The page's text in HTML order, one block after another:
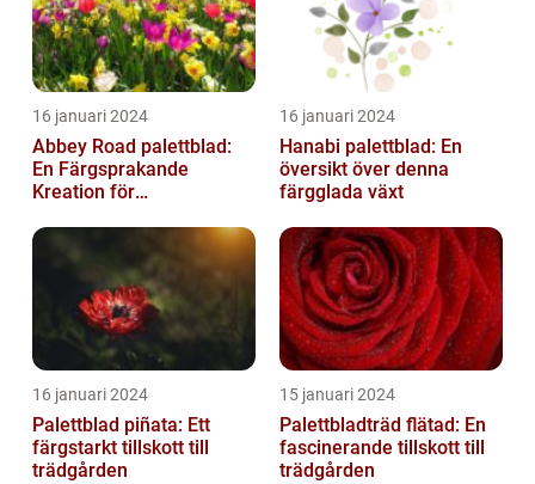
16 januari 2024
Abbey Road palettblad:
En Färgsprakande
Kreation för
16 januari 2024
Hanabi palettblad: En
översikt över denna
färgglada växt
16 januari 2024
Palettblad piñata: Ett
färgstarkt tillskott till
trädgården
15 januari 2024
Palettbladträd flätad: En
fascinerande tillskott till
trädgården